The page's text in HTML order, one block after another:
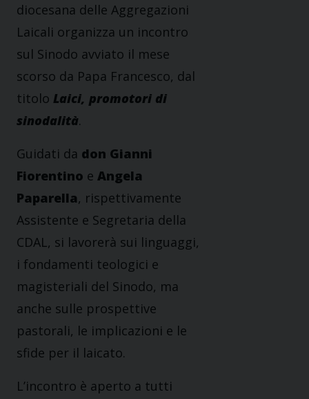
diocesana delle Aggregazioni
Laicali organizza un incontro
sul Sinodo avviato il mese
scorso da Papa Francesco, dal
titolo Laici, promotori di
sinodalità.
Guidati da don Gianni
Fiorentino e Angela
Paparella, rispettivamente
Assistente e Segretaria della
CDAL, si lavorerà sui linguaggi,
i fondamenti teologici e
magisteriali del Sinodo, ma
anche sulle prospettive
pastorali, le implicazioni e le
sfide per il laicato.
L’incontro è aperto a tutti